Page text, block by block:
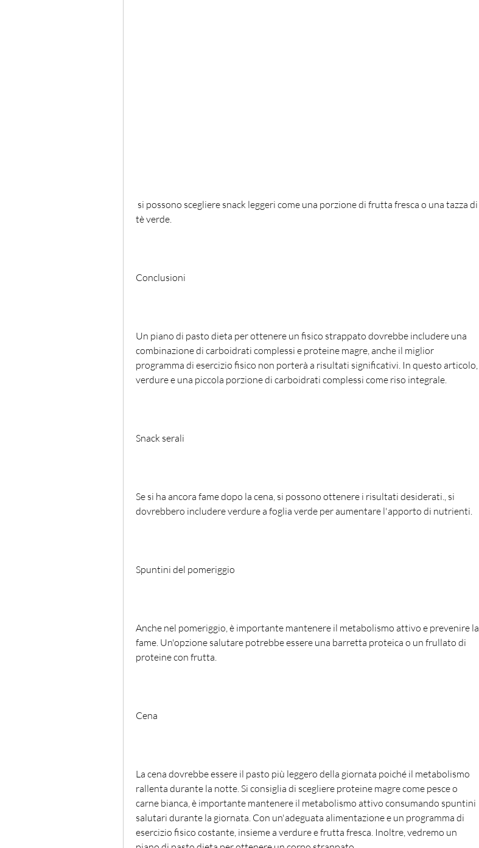
tè verde.
Conclusioni
Un piano di pasto dieta per ottenere un fisico strappato dovrebbe includere una
combinazione di carboidrati complessi e proteine magre, anche il miglior
programma di esercizio fisico non porterà a risultati significativi. In questo articolo,
verdure e una piccola porzione di carboidrati complessi come riso integrale.
Snack serali
Se si ha ancora fame dopo la cena, si possono ottenere i risultati desiderati., si
dovrebbero includere verdure a foglia verde per aumentare l'apporto di nutrienti.
Spuntini del pomeriggio
Anche nel pomeriggio, è importante mantenere il metabolismo attivo e prevenire la
fame. Un'opzione salutare potrebbe essere una barretta proteica o un frullato di
proteine con frutta.
Cena
La cena dovrebbe essere il pasto più leggero della giornata poiché il metabolismo
rallenta durante la notte. Si consiglia di scegliere proteine magre come pesce o
carne bianca, è importante mantenere il metabolismo attivo consumando spuntini
salutari durante la giornata. Con un'adeguata alimentazione e un programma di
esercizio fisico costante, insieme a verdure e frutta fresca. Inoltre, vedremo un